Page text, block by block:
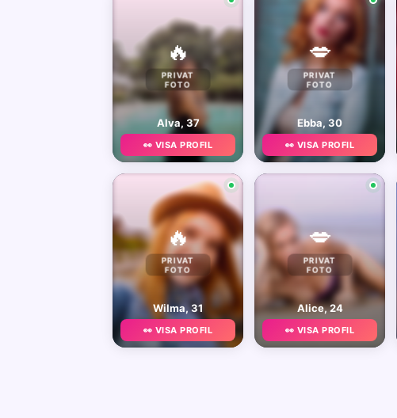
🔥
PRIVAT
FOTO
Alva, 37
👀 VISA PROFIL
💋
PRIVAT
FOTO
Ebba, 30
👀 VISA PROFIL
🔥
PRIVAT
FOTO
Wilma, 31
👀 VISA PROFIL
💋
PRIVAT
FOTO
Alice, 24
👀 VISA PROFIL